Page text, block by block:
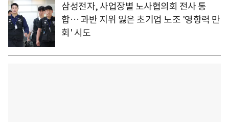
삼성전자, 사업장별 노사협의회 전사 통
합… 과반 지위 잃은 초기업 노조 '영향력 만
회' 시도